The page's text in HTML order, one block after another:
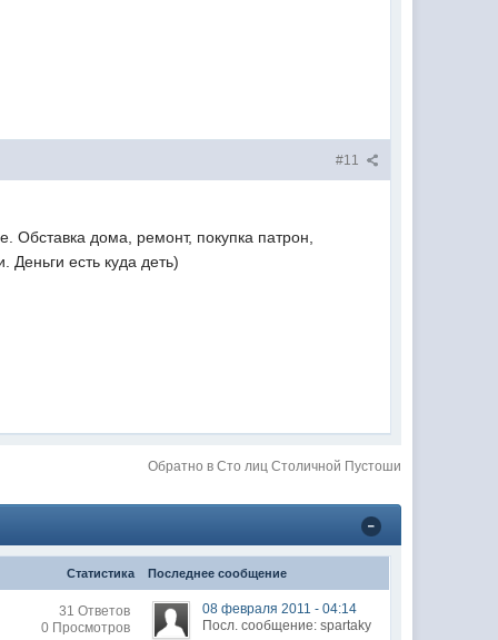
#11
дома, ремонт, покупка патрон,
Деньги есть куда деть)
Обратно в Сто лиц Столичной Пустоши
Статистика Последнее сообщение
31 Ответов
0 Просмотров
08 февраля 2011 - 04:14
Посл. сообщение: spartaky